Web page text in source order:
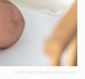
FamVeld | Shutterstock.com